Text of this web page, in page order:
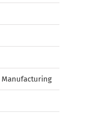
Manufacturing